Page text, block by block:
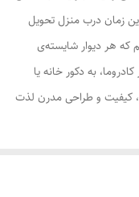
زمان درب منزل تحویل
که هر دیوار شایسته‌ی
به دکور خانه یا
کیفیت و طراحی مدرن لذت